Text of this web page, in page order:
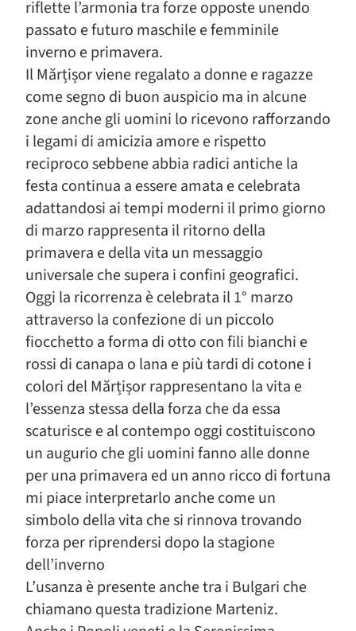
riflette l’armonia tra forze opposte unendo
passato e futuro maschile e femminile
inverno e primavera.
Il Mărțișor viene regalato a donne e ragazze
come segno di buon auspicio ma in alcune
zone anche gli uomini lo ricevono rafforzando
i legami di amicizia amore e rispetto
reciproco sebbene abbia radici antiche la
festa continua a essere amata e celebrata
adattandosi ai tempi moderni il primo giorno
di marzo rappresenta il ritorno della
primavera e della vita un messaggio
universale che supera i confini geografici.
Oggi la ricorrenza è celebrata il 1° marzo
attraverso la confezione di un piccolo
fiocchetto a forma di otto con fili bianchi e
rossi di canapa o lana e più tardi di cotone i
colori del Mărțișor rappresentano la vita e
l’essenza stessa della forza che da essa
scaturisce e al contempo oggi costituiscono
un augurio che gli uomini fanno alle donne
per una primavera ed un anno ricco di fortuna
mi piace interpretarlo anche come un
simbolo della vita che si rinnova trovando
forza per riprendersi dopo la stagione
dell’inverno
L’usanza è presente anche tra i Bulgari che
chiamano questa tradizione Marteniz.